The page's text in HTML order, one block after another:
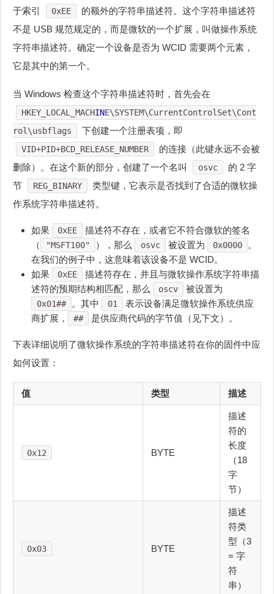
于索引
0xEE
的额外的字符串描述符。这个字符串描述符
不是 USB 规范规定的，而是微软的一个扩展，叫做操作系统
字符串描述符。确定一个设备是否为 WCID 需要两个元素，
它是其中的第一个。
当 Windows 检查这个字符串描述符时，首先会在
HKEY_LOCAL_MACHINE\SYSTEM\CurrentControlSet\Cont
rol\usbflags
下创建一个注册表项，即
VID+PID+BCD_RELEASE_NUMBER
的连接（此键永远不会被
删除）。在这个新的部分，创建了一个名叫
osvc
的 2 字
节
REG_BINARY
类型键，它表示是否找到了合适的微软操
作系统字符串描述符。
如果 0xEE
描述符不存在，或者它不符合微软的签名
（
"MSFT100" ），那么 osvc 被设置为 0x0000
。
在我们的例子中，这意味着该设备不是 WCID。
如果
0xEE
描述符存在，并且与微软操作系统字符串描
述符的预期结构相匹配，那么
oscv 被设置为
0x01## 。其中 01
表示设备满足微软操作系统供应
商扩展，
## 是供应商代码的字节值（见下文）。
下表详细说明了微软操作系统的字符串描述符在你的固件中应
如何设置：
值 类型 描述
0x12 BYTE
描述
符的
长度
（18
字
节）
0x03 BYTE
描述
符类
型（3
= 字
符
串）